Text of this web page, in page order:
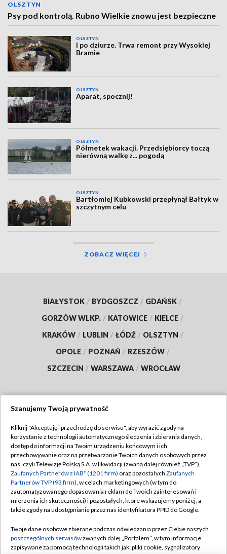
OLSZTYN
Psy pod kontrolą. Rubno Wielkie znowu jest bezpieczne
OLSZTYN
I po dziurze. Trwa remont przy Wysokiej
Bramie
OLSZTYN
Aparat, spocznij!
OLSZTYN
Półmetek wakacji. Przedsiębiorcy toczą
nierówną walkę z... pogodą
OLSZTYN
Bartłomiej Kubkowski przepłynął Bałtyk w
szczytnym celu
ZOBACZ WIĘCEJ
BIAŁYSTOK / BYDGOSZCZ / GDAŃSK /
GORZÓW WLKP. / KATOWICE / KIELCE /
KRAKÓW / LUBLIN / ŁÓDŹ / OLSZTYN /
OPOLE / POZNAŃ / RZESZÓW /
SZCZECIN / WARSZAWA / WROCŁAW
TVP
Abonament TVP
Emisja w TVP
Centrum informacji TVP
Naziemna Telewizja Cyfrowa
Rada Programowa
Regulamin TVP
Polityka prywatności
Moje zgody
Pomoc
Kontakt
Szanujemy Twoją prywatność
Kliknij "Akceptuję i przechodzę do serwisu", aby wyrazić zgody na
korzystanie z technologii automatycznego śledzenia i zbierania danych,
dostęp do informacji na Twoim urządzeniu końcowym i ich
przechowywanie oraz na przetwarzanie Twoich danych osobowych przez
nas, czyli Telewizję Polską S.A. w likwidacji (zwaną dalej również „TVP”),
Zaufanych Partnerów z IAB* (1201 firm) oraz pozostałych Zaufanych
Partnerów TVP (93 firm), w celach marketingowych (w tym do
zautomatyzowanego dopasowania reklam do Twoich zainteresowań i
mierzenia ich skuteczności) i pozostałych, które wskazujemy poniżej, a
także zgody na udostępnianie przez nas identyfikatora PPID do Google.
Twoje dane osobowe zbierane podczas odwiedzania przez Ciebie naszych
poszczególnych serwisówzwanych dalej „Portalem”, w tym informacje
zapisywane za pomocą technologii takich jak: pliki cookie, sygnalizatory